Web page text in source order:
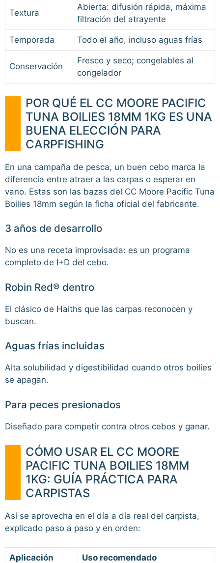
Textura
Abierta: difusión rápida, máxima
filtración del atrayente
Temporada Todo el año, incluso aguas frías
Conservación
Fresco y seco; congelables al
congelador
POR QUÉ EL CC MOORE PACIFIC
TUNA BOILIES 18MM 1KG ES UNA
BUENA ELECCIÓN PARA
CARPFISHING
En una campaña de pesca, un buen cebo marca la
diferencia entre atraer a las carpas o esperar en
vano. Estas son las bazas del CC Moore Pacific Tuna
Boilies 18mm según la ficha oficial del fabricante.
3 años de desarrollo
No es una receta improvisada: es un programa
completo de I+D del cebo.
Robin Red® dentro
El clásico de Haiths que las carpas reconocen y
buscan.
Aguas frías incluidas
Alta solubilidad y digestibilidad cuando otros boilies
se apagan.
Para peces presionados
Diseñado para competir contra otros cebos y ganar.
CÓMO USAR EL CC MOORE
PACIFIC TUNA BOILIES 18MM
1KG: GUÍA PRÁCTICA PARA
CARPISTAS
Así se aprovecha en el día a día real del carpista,
explicado paso a paso y en orden:
Aplicación Uso recomendado